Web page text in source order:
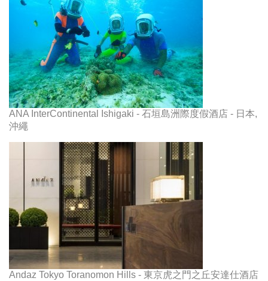
ANA InterContinental Ishigaki - 石垣島洲際度假酒店 - 日本,
沖繩
Andaz Tokyo Toranomon Hills - 東京虎之門之丘安達仕酒店